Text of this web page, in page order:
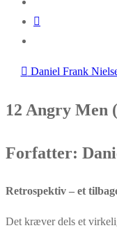
Daniel Frank
12 Angry Men
Forfatter:
Retrospektiv – et
Det kræver dels et